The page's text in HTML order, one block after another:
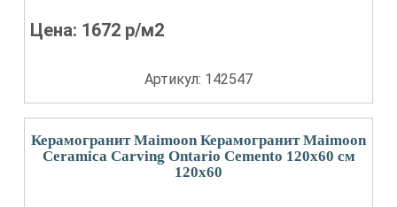
Цена: 1672 р/м2
Артикул: 142547
Керамогранит Maimoon Керамогранит Maimoon
Ceramica Carving Ontario Cemento 120х60 см
120x60